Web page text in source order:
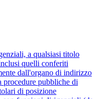
a qualsiasi titolo
quelli conferiti
dall'organo di indirizzo
procedure pubbliche di
di posizione